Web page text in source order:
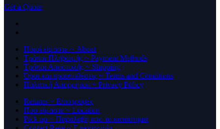
Get a Quote
Ποιοί είμαστε ~ About
Τρόποι Πληρωμής ~ Payment Methods
Τρόποι Αποστολής ~ Shipping
Όροι και προυποθέσεις ~ Terms and Conditions
Πολιτική Απορρήτου ~ Privacy Policy
Returns ~ Επιστροφές
Που είμαστε ~ Location
Pick up ~ Παραλαβή απο το κατάστημα